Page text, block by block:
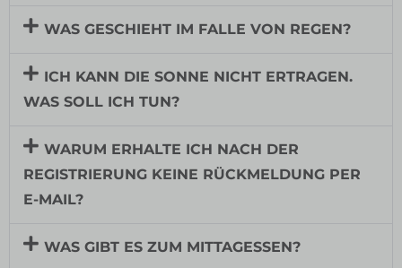
WAS GESCHIEHT IM FALLE VON REGEN?
ICH KANN DIE SONNE NICHT ERTRAGEN.
WAS SOLL ICH TUN?
WARUM ERHALTE ICH NACH DER
REGISTRIERUNG KEINE RÜCKMELDUNG PER
E-MAIL?
WAS GIBT ES ZUM MITTAGESSEN?